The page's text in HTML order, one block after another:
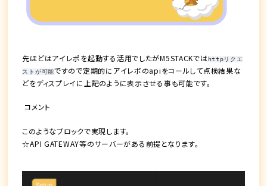
先ほどはアイレポを起動する活用でしたがM5STACKではhttpリクエ
ストが可能ですので定期的にアイレポのapiをコールして点検結果な
どをディスプレイに上記のように表示させる事も可能です。
コメント
このようなブロックで実現します。
☆API GATEWAY等のサーバーがある前提となります。